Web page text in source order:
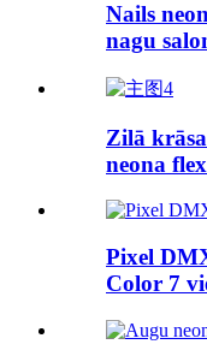
Nails
nagu
Zilā
neona
Pixel
Color 7